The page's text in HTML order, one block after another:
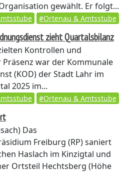
gewählt. Er folgt...
#Ortenau & Amtsstube
zieht Quartalsbilanz
Kontrollen und
war der Kommunale
(KOD) der Stadt Lahr im
2025 im...
#Ortenau & Amtsstube
Das
Freiburg (RP) saniert
Haslach im Kinzigtal und
Ortsteil Hechtsberg (Höhe